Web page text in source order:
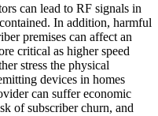
can lead to RF signals in
In addition, harmful
premises can affect an
critical as higher speed
stress the physical
devices in homes
can suffer economic
of subscriber churn, and